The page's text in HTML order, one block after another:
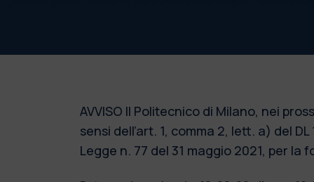
AVVISO Il Politecnico di Milano, nei
sensi dell’art. 1, comma 2, lett. a) del
Legge n. 77 del 31 maggio 2021, per